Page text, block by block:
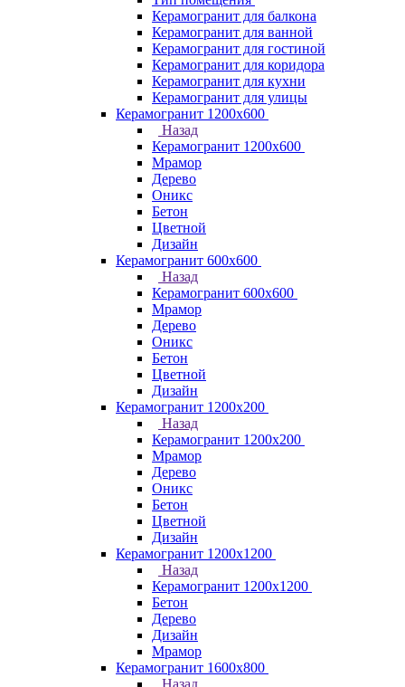
Керамогранит для балкона
Керамогранит для ванной
Керамогранит для гостиной
Керамогранит для коридора
Керамогранит для кухни
Керамогранит для улицы
Керамогранит 1200х600
Назад
Керамогранит 1200х600
Мрамор
Дерево
Оникс
Бетон
Цветной
Дизайн
Керамогранит 600х600
Назад
Керамогранит 600х600
Мрамор
Дерево
Оникс
Бетон
Цветной
Дизайн
Керамогранит 1200x200
Назад
Керамогранит 1200x200
Мрамор
Дерево
Оникс
Бетон
Цветной
Дизайн
Керамогранит 1200x1200
Назад
Керамогранит 1200x1200
Бетон
Дерево
Дизайн
Мрамор
Керамогранит 1600х800
Назад